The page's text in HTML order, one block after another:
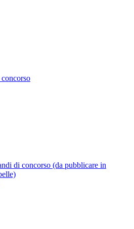
di concorso (da pubblicare in